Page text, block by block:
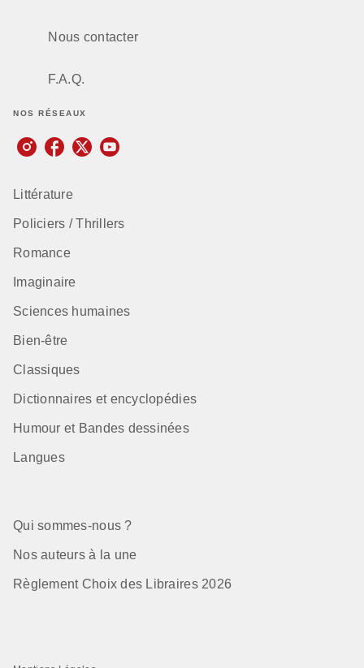
Nous contacter
F.A.Q.
NOS RÉSEAUX
Littérature
Policiers / Thrillers
Romance
Imaginaire
Sciences humaines
Bien-être
Classiques
Dictionnaires et encyclopédies
Humour et Bandes dessinées
Langues
Qui sommes-nous ?
Nos auteurs à la une
Règlement Choix des Libraires 2026